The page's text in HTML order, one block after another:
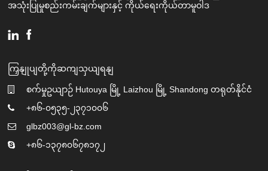
အသုံးပြုမှုစည်းကမ်းချက်များနှင့် ကိုယ်ရေးကိုယ်တာမူဝါဒ
ကြှနျုပျတို့ကိုဆကျသှယျရနျ
စက်မှုဥယျာဉ် Hutouya မြို့ Laizhou မြို့ Shandong တရုတ်နိုင်ငံ
+၈၆-၀၅၃၅-၂၃၇၁၀၀၆
glbz003@gl-bz.com
+၈၆-၁၃၇၈၀၆၇၈၁၇၂